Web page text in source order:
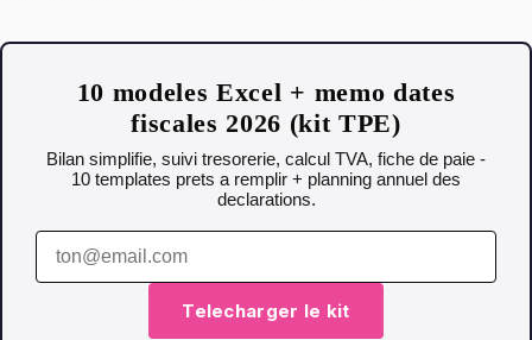
10 modeles Excel + memo dates
fiscales 2026 (kit TPE)
Bilan simplifie, suivi tresorerie, calcul TVA, fiche de paie -
10 templates prets a remplir + planning annuel des
declarations.
Telecharger le kit